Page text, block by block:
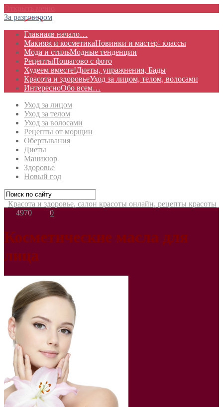
За разговором
Главнаяв начало…
Макияж и косметикаНовинки и мастер- классы
Мода и стильМодные тенденции
РецептыПошагово с фото
Худеем вместе!Диеты, упражнения, Бады
Красота и здоровьеУход за лицом, телом, волосами
ИнтересноОбо всем…
Уход за лицом
Уход за телом
Уход за волосами
Рецепты от морщин
Обертывания
Диеты
Маникюр
Здоровье
Новый год
Красота и здоровье, салон красоты онлайн, рецепты красоты
4970
0
Косметические масла для
лица